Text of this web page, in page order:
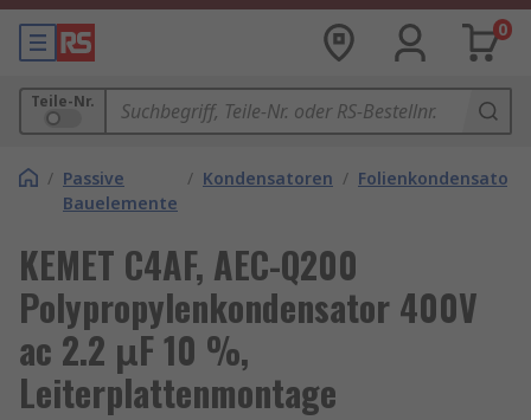
0
Teile-Nr.
/ Passive
Bauelemente
/ Kondensatoren /
KEMET C4AF, AEC-Q200
Polypropylenkondensator 400V
ac 2.2 μF 10 %,
Leiterplattenmontage